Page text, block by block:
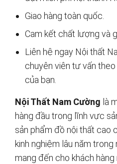
Giao hàng toàn quốc.
Cam kết chất lượng và
Liên hệ ngay Nội thất
chuyên viên tư vấn
của bạn.
Nội Thất Nam Cường là
hàng đầu trong lĩnh vực
sản phẩm đồ nội thất cao
kinh nghiệm lâu năm
mang đến cho khách